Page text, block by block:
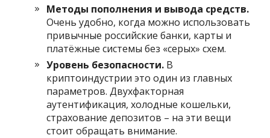
Методы пополнения и вывода средств.
Очень удобно, когда можно использовать
привычные российские банки, карты и
платёжные системы без «серых» схем.
Уровень безопасности. В
криптоиндустрии это один из главных
параметров. Двухфакторная
аутентификация, холодные кошельки,
страхование депозитов – на эти вещи
стоит обращать внимание.